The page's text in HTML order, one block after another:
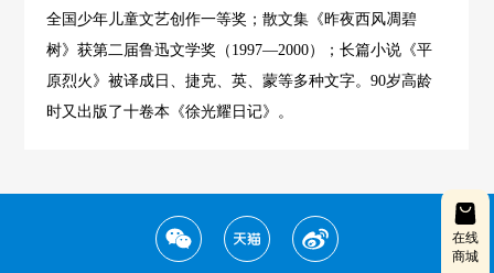
在线
商城
全国少年儿童文艺创作一等奖；散文集《昨夜西风凋碧
树》获第二届鲁迅文学奖（1997―2000）；长篇小说《平
原烈火》被译成日、捷克、英、蒙等多种文字。90岁高龄
时又出版了十卷本《徐光耀日记》。